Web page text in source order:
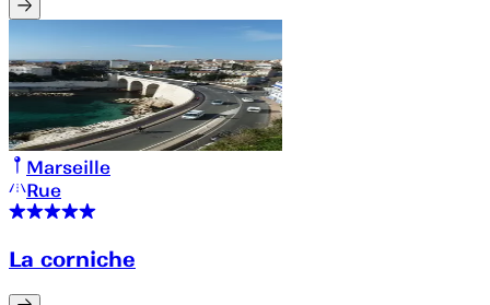
Marseille
Rue
La corniche